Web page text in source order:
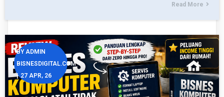
Read More
BY ADMIN
BISNESDIGITAL.COM
| 27 APR, 26